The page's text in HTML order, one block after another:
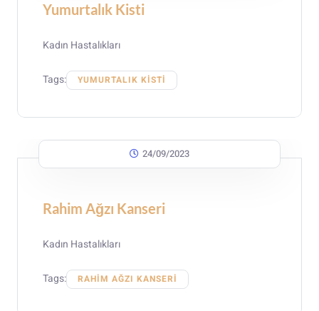
Yumurtalık Kisti
Kadın Hastalıkları
Tags: YUMURTALIK KISTI
24/09/2023
Rahim Ağzı Kanseri
Kadın Hastalıkları
Tags: RAHIM AĞZI KANSERI